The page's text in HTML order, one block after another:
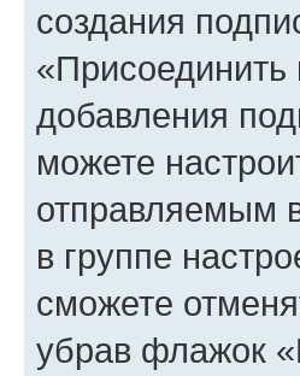
создания
добавления
можете
отправляемым
в группе
сможете
убрав флажок